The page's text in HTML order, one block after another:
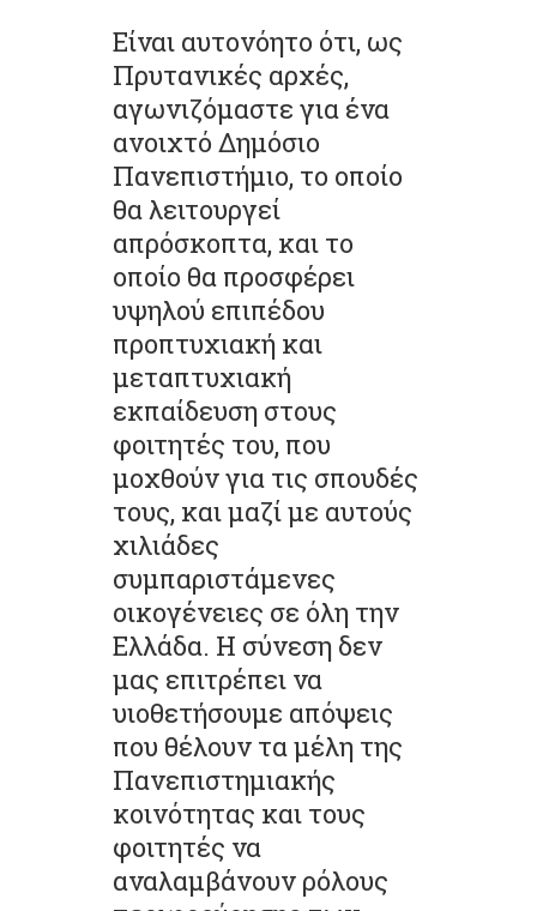
Είναι αυτονόητο ότι, ως
Πρυτανικές αρχές,
αγωνιζόμαστε για ένα
ανοιχτό Δημόσιο
Πανεπιστήμιο, το οποίο
θα λειτουργεί
απρόσκοπτα, και το
οποίο θα προσφέρει
υψηλού επιπέδου
προπτυχιακή και
μεταπτυχιακή
εκπαίδευση στους
φοιτητές του, που
μοχθούν για τις σπουδές
τους, και μαζί με αυτούς
χιλιάδες
συμπαριστάμενες
οικογένειες σε όλη την
Ελλάδα. Η σύνεση δεν
μας επιτρέπει να
υιοθετήσουμε απόψεις
που θέλουν τα μέλη της
Πανεπιστημιακής
κοινότητας και τους
φοιτητές να
αναλαμβάνουν ρόλους